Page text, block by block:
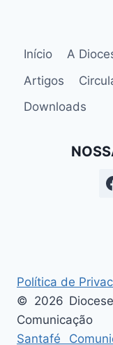
Início A
Artigos
Downloads
Política de
© 2026
Comunicação
Santafé